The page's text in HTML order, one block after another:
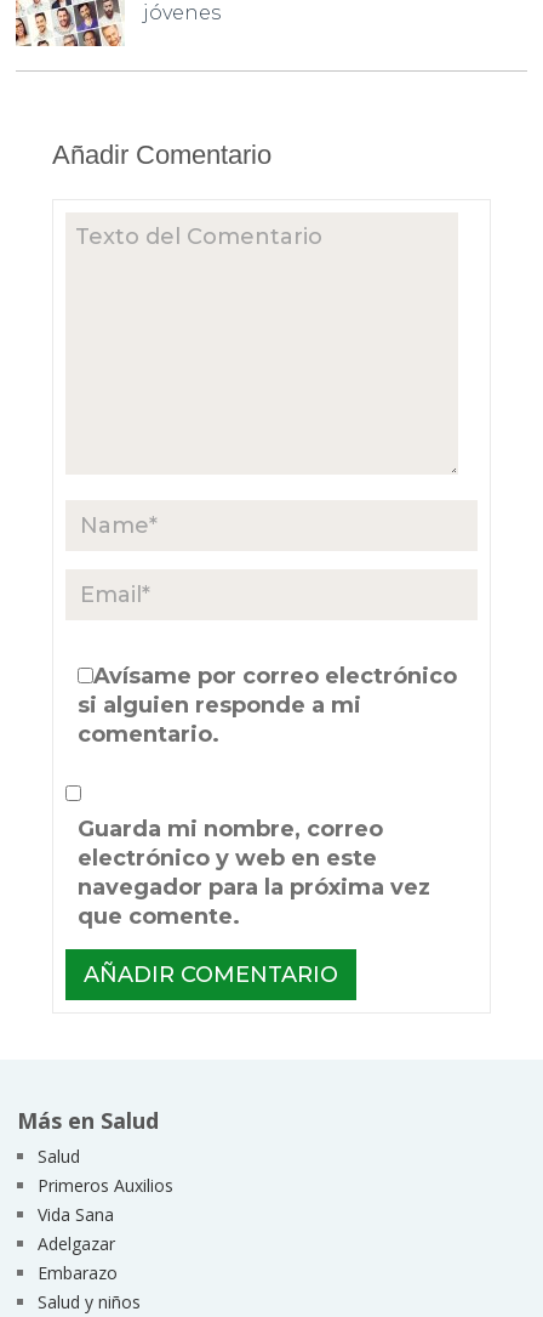
jóvenes
Añadir Comentario
Avísame por correo electrónico
si alguien responde a mi
comentario.
Guarda mi nombre, correo
electrónico y web en este
navegador para la próxima vez
que comente.
Más en Salud
Salud
Primeros Auxilios
Vida Sana
Adelgazar
Embarazo
Salud y niños